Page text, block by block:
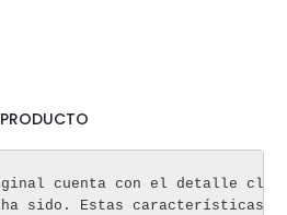
cuenta con el detalle
ha sido. Estas características